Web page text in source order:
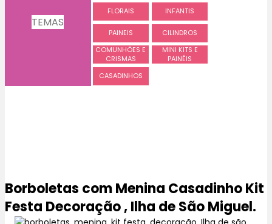
TEMAS
FLORAIS INFANTIS
PAINEIS
CILINDROS
COMUNHÕES E
CRISMAS
MINI KITS E
PAINÉIS
CASADINHOS
Borboletas com Menina Casadinho Kit
Festa Decoração , Ilha de São Miguel.